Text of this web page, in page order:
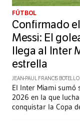
FÚTBOL
Confirmado
Messi: El
llega al Inter
estrella
JEAN-PAUL FRANCIS BOTELLO
El Inter Miami sumó
2026 en la que
conquistar la Copa